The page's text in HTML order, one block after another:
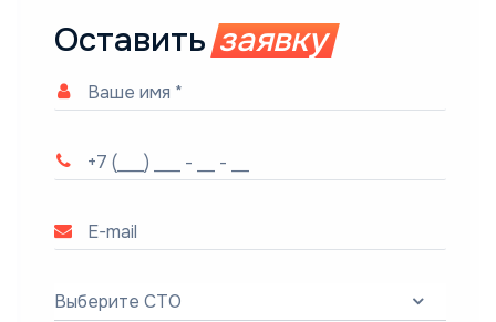
Оставить заявку
Выберите СТО